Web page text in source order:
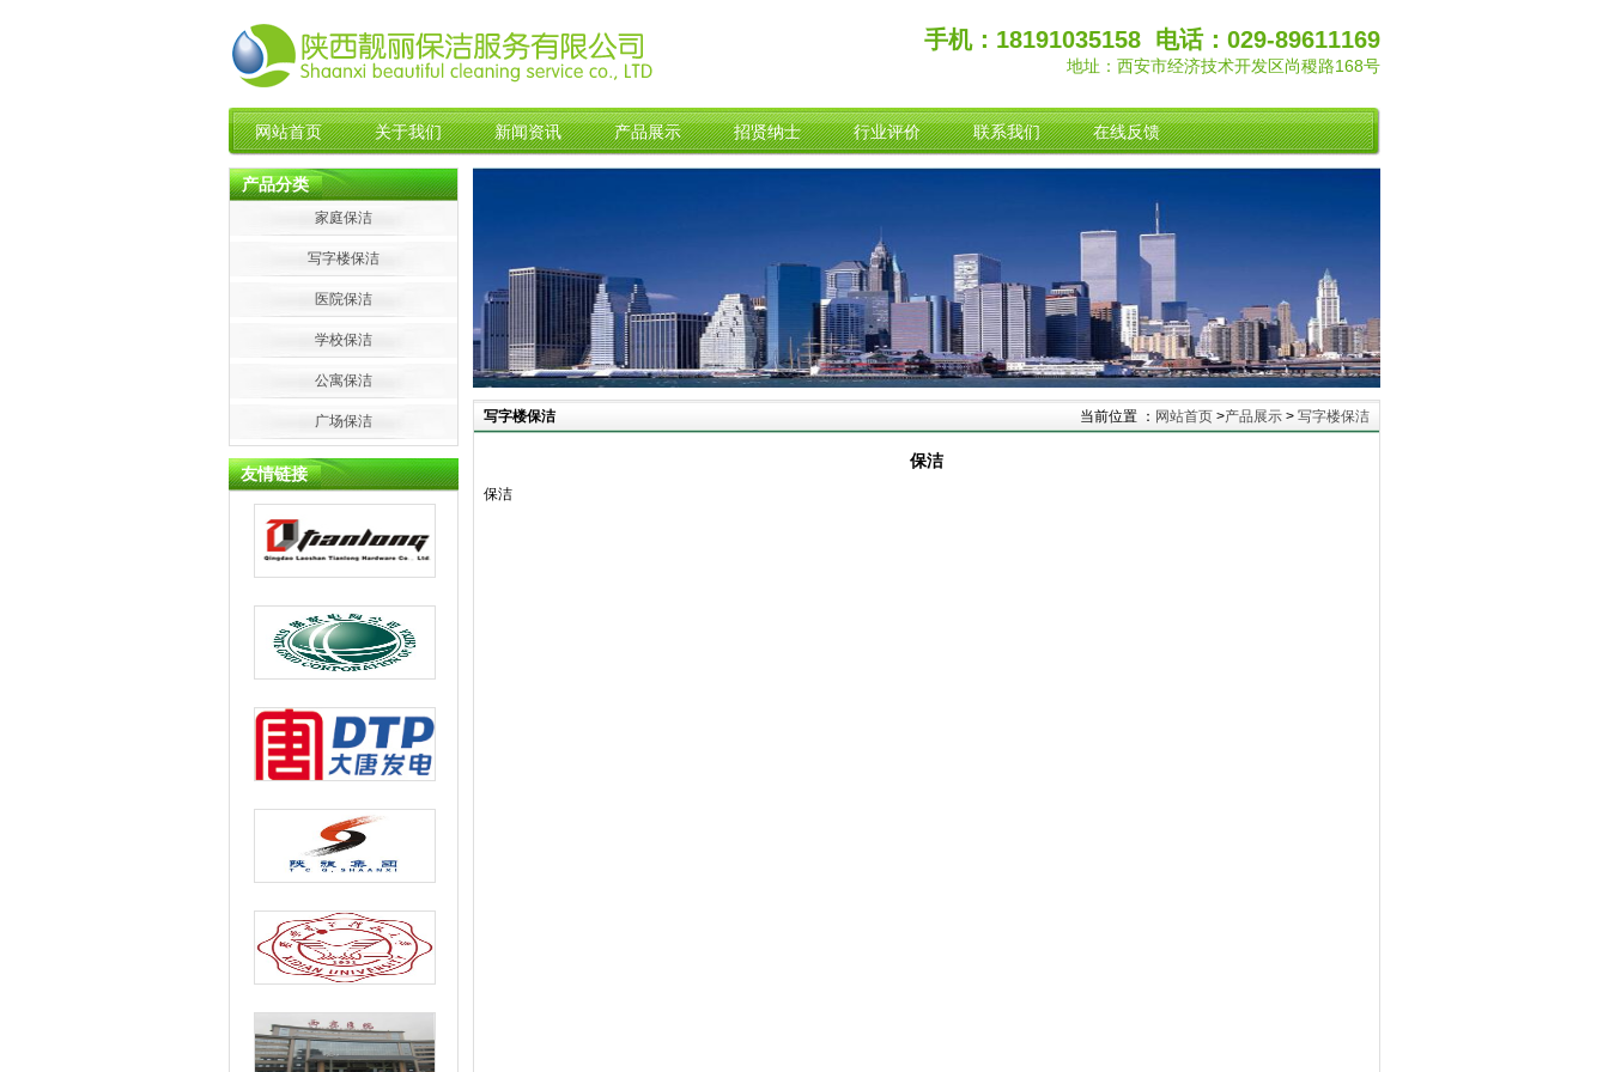
手机：18191035158 电话：029-89611169
地址：西安市经济技术开发区尚稷路168号
网站首页 关于我们 新闻资讯 产品展示 招贤纳士 行业评价 联系我们 在线反馈
产品分类
家庭保洁
写字楼保洁
医院保洁
学校保洁
公寓保洁
广场保洁
友情链接
写字楼保洁 当前位置 ： 网站首页 >产品展示 >写字楼保洁
保洁
保洁